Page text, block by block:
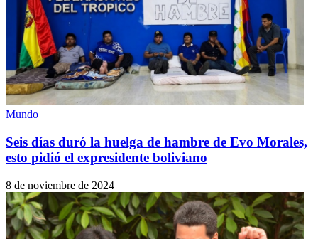
Mundo
Seis días duró la huelga de hambre de Evo Morales,
esto pidió el expresidente boliviano
8 de noviembre de 2024